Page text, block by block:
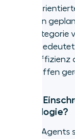
Lösungen
diese Kategorie
testen,
Kosteneffizienz
Hintertreffen
Gibt es
Technologie?
AI Voice